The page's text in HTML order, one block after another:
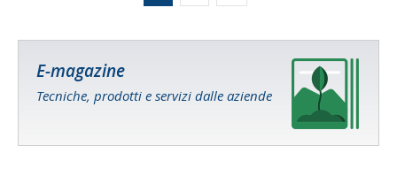
E-magazine
Tecniche, prodotti e servizi dalle aziende